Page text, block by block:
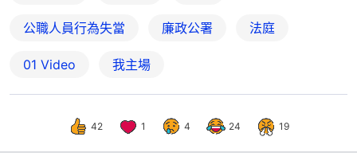
公職人員行為失當 廉政公署 法庭
01 Video 我主場
42 1 4 24 19